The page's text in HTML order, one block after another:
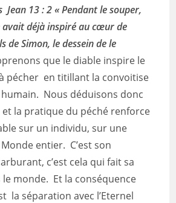
Jean 13 : 2 « Pendant le souper,
avait déjà inspiré au cœur de
de Simon, le dessein de le
que le diable inspire le
pécher en titillant la convoitise
Nous déduisons donc
la pratique du péché renforce
sur un individu, sur une
entier. C’est son
c’est cela qui fait sa
le monde. Et la conséquence
la séparation avec l’Eternel